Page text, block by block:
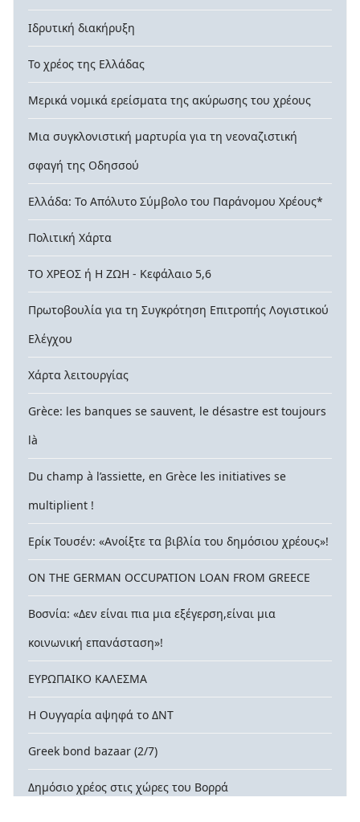
Ιδρυτική διακήρυξη
Το χρέος της Ελλάδας
Μερικά νομικά ερείσματα της ακύρωσης του χρέους
Μια συγκλονιστική μαρτυρία για τη νεοναζιστική
σφαγή της Οδησσού
Ελλάδα: Το Απόλυτο Σύμβολο του Παράνομου Χρέους*
Πολιτική Χάρτα
ΤΟ ΧΡΕΟΣ ή Η ΖΩΗ - Κεφάλαιο 5,6
Πρωτοβουλία για τη Συγκρότηση Επιτροπής Λογιστικού
Ελέγχου
Χάρτα λειτουργίας
Grèce: les banques se sauvent, le désastre est toujours
là
Du champ à l’assiette, en Grèce les initiatives se
multiplient !
Ερίκ Τουσέν: «Ανοίξτε τα βιβλία του δημόσιου χρέους»!
ON THE GERMAN OCCUPATION LOAN FROM GREECE
Βοσνία: «Δεν είναι πια μια εξέγερση,είναι μια
κοινωνική επανάσταση»!
ΕΥΡΩΠΑΙΚΟ ΚΑΛΕΣΜΑ
Η Ουγγαρία αψηφά το ΔΝΤ
Greek bond bazaar (2/7)
Δημόσιο χρέος στις χώρες του Βορρά